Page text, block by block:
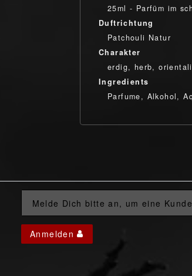
25ml - Parfüm im
Duftrichtung
Patchouli Natur
Charakter
erdig, herb,
Ingredients
Parfume, Alkohol,
Melde Dich bitte an, um eine
Anmelden